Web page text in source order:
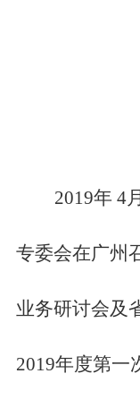
2019年 4
专委会在广州
业务研讨会及
2019年度第一